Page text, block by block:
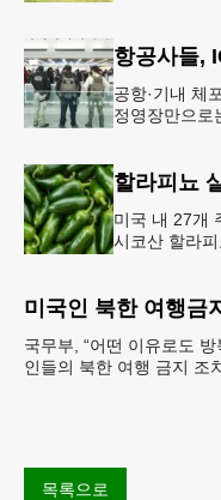
공항·기내 체
정영장만으로
미국 내 27개
시코산 할라
미국인 북한 여행금
국무부, “어떤 이유로도
인들의 북한 여행 금지 조
목록으로